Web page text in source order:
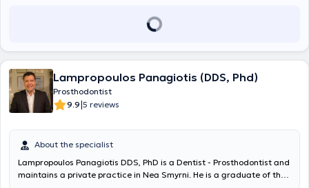
Lampropoulos Panagiotis (DDS, Phd)
Prosthodontist
9.9|5 reviews
About the specialist
Lampropoulos Panagiotis DDS, PhD is a Dentist - Prosthodontist and
maintains a private practice in Nea Smyrni. He is a graduate of the